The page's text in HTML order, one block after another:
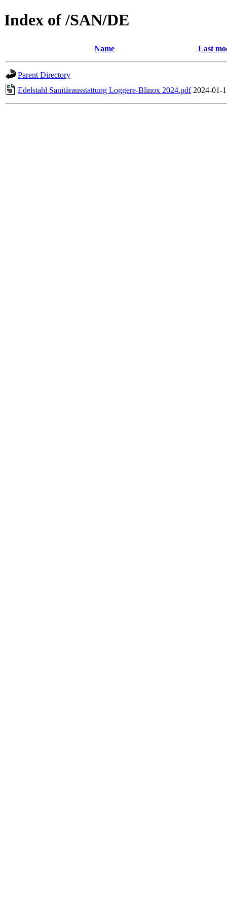
Index of /SAN/DE
Name Last
Parent Directory
Edelstahl Sanitärausstattung Loggere-Blinox 2024.pdf 2024-01-